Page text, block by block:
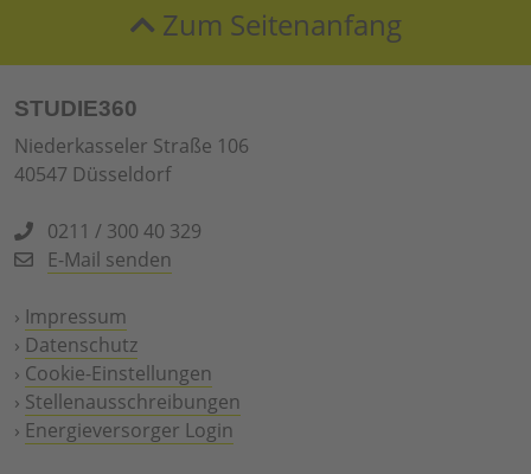
Zum Seitenanfang
STUDIE360
Niederkasseler Straße 106
40547 Düsseldorf
0211 / 300 40 329
E-Mail senden
› Impressum
› Datenschutz
› Cookie-Einstellungen
› Stellenausschreibungen
› Energieversorger Login